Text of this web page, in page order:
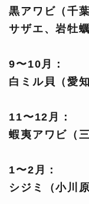
黒アワビ（千
サザエ、岩牡蠣
9〜10月：
白ミル貝（愛知
11〜12月：
蝦夷アワビ（三
1〜2月：
シジミ（小川原